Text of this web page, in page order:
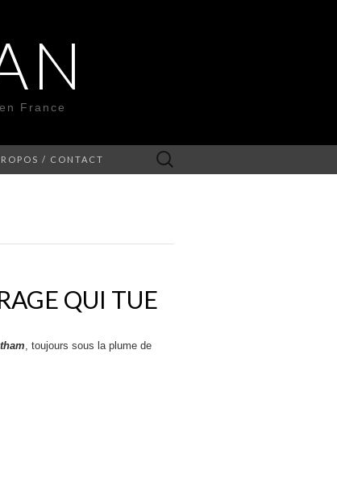
France
/ CONTACT Rechercher :
QUI TUE
, toujours sous la plume de